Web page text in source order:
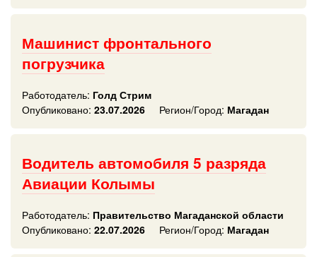
Машинист фронтального
погрузчика
Работодатель: Голд Стрим
Опубликовано: 23.07.2026 Регион/Город: Магадан
Водитель автомобиля 5 разряда
Авиации Колымы
Работодатель: Правительство Магаданской области
Опубликовано: 22.07.2026 Регион/Город: Магадан